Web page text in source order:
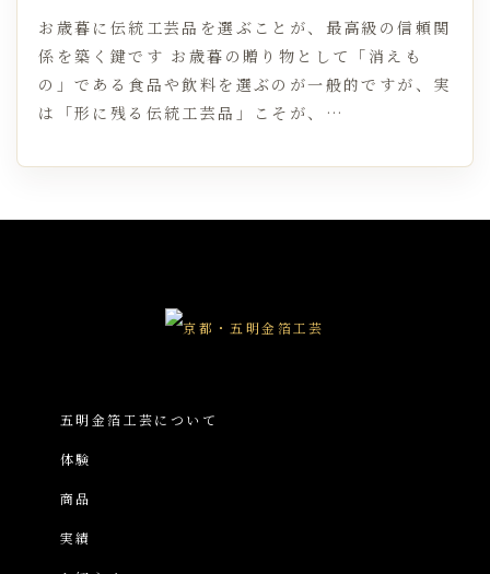
お歳暮に伝統工芸品を選ぶことが、最高級の信頼関
係を築く鍵です お歳暮の贈り物として「消えも
の」である食品や飲料を選ぶのが一般的ですが、実
は「形に残る伝統工芸品」こそが、…
五明金箔工芸について
体験
商品
実績